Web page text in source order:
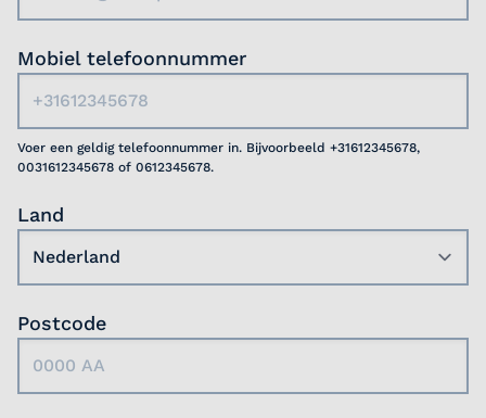
Mobiel telefoonnummer
Voer een geldig telefoonnummer in. Bijvoorbeeld +31612345678,
0031612345678 of 0612345678.
Land
Postcode